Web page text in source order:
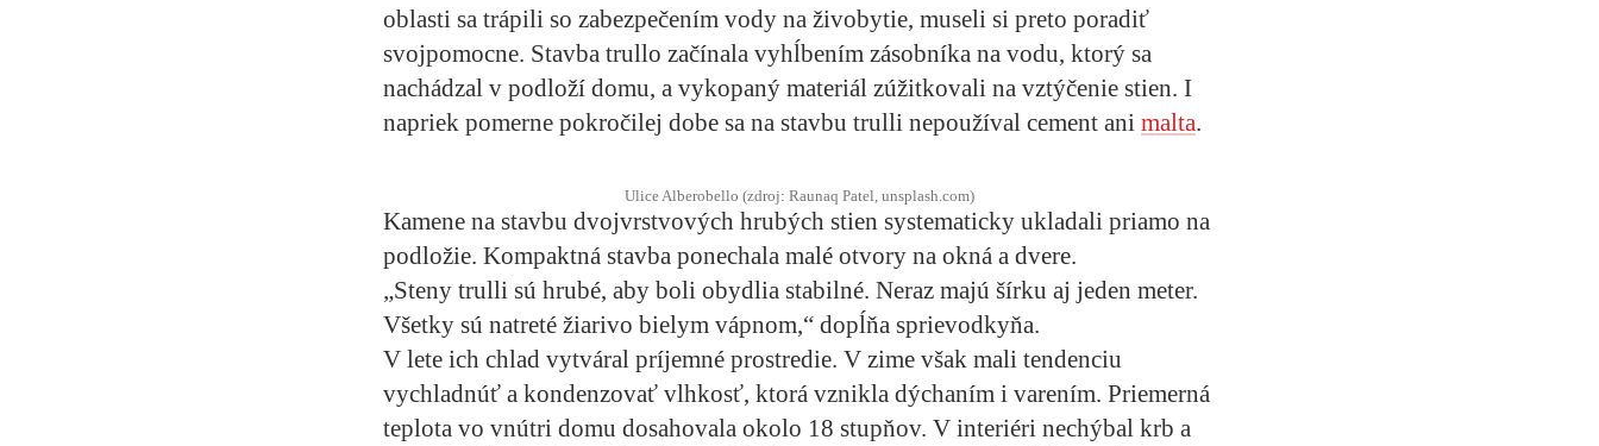
oblasti sa trápili so zabezpečením vody na živobytie, museli si preto poradiť
svojpomocne. Stavba trullo začínala vyhĺbením zásobníka na vodu, ktorý sa
nachádzal v podloží domu, a vykopaný materiál zúžitkovali na vztýčenie stien. I
napriek pomerne pokročilej dobe sa na stavbu trulli nepoužíval cement ani malta.
Ulice Alberobello (zdroj: Raunaq Patel, unsplash.com)
Kamene na stavbu dvojvrstvových hrubých stien systematicky ukladali priamo na
podložie. Kompaktná stavba ponechala malé otvory na okná a dvere.
„Steny trulli sú hrubé, aby boli obydlia stabilné. Neraz majú šírku aj jeden meter.
Všetky sú natreté žiarivo bielym vápnom,“ dopĺňa sprievodkyňa.
V lete ich chlad vytváral príjemné prostredie. V zime však mali tendenciu
vychladnúť a kondenzovať vlhkosť, ktorá vznikla dýchaním i varením. Priemerná
teplota vo vnútri domu dosahovala okolo 18 stupňov. V interiéri nechýbal krb a